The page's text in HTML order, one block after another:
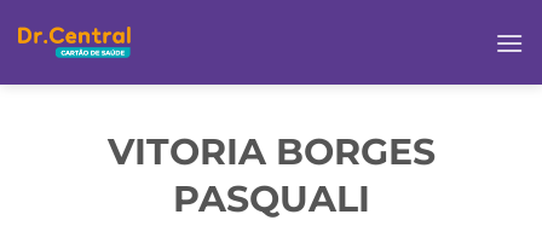
VITORIA BORGES
PASQUALI